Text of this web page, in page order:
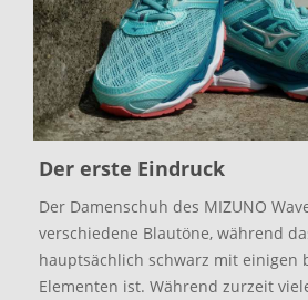
Der erste Eindruck
Der Damenschuh des MIZUNO
verschiedene Blautöne, während
hauptsächlich schwarz mit einigen
Elementen ist. Während zurzeit